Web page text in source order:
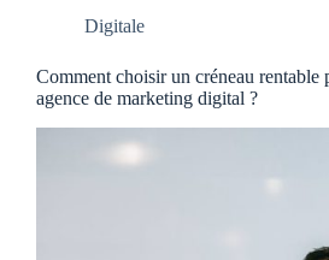
Digitale
Comment choisir un créneau rentable
agence de marketing digital ?